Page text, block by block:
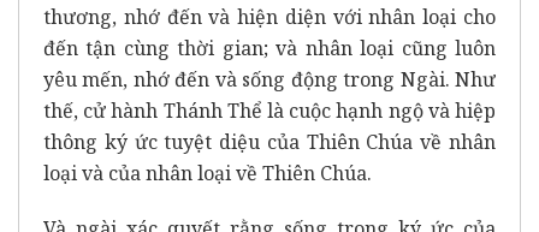
thương, nhớ đến và hiện diện với nhân loại cho
đến tận cùng thời gian; và nhân loại cũng luôn
yêu mến, nhớ đến và sống động trong Ngài. Như
thế, cử hành Thánh Thể là cuộc hạnh ngộ và hiệp
thông ký ức tuyệt diệu của Thiên Chúa về nhân
loại và của nhân loại về Thiên Chúa.